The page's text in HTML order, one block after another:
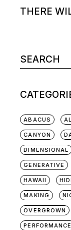
THERE
ABACUS
CANYON
DIMENSIONAL
GENERATIVE
HAWAII
MAKING
OVERGROWN
PERFORMANCE